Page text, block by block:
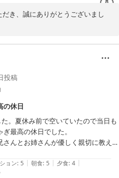
、楽しみにされていた夕陽をご覧
もも残念に思います。
、西伊豆の美しい夕景をご覧いた
おります。
ヶ島温泉ホテル
洗わせていただき、助かりました。
うございました。また、伺いたいで
き、誠にありがとうございまし
泉を楽しみに当ホテルをお選びい
す。
、波の音に包まれるひとときをご
しく拝読いたしました。
事のお写真も添えてご投稿いただ
、追加料金が入湯税のみという分
ただけたようで何よりでございま
プニングに遭われたとのことでし
しました。
フの対応がお役に立てたようで、
投稿
の休日
。夏休み前で空いていたので当日も
最高の休日でした。
んとお姉さんが優しく親切に教えて
感謝！
け気兼ねなく楽しい時間を過ごせま
ョン: 5 | 朝食: 5 | 夕食: 4 |